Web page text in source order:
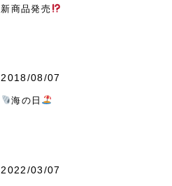
新商品発売
2018/08/07
海の日
2022/03/07